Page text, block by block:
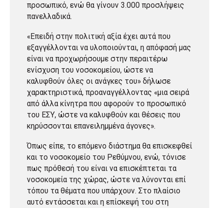
προσωπικό, ενώ θα γίνουν 3.000 προσλήψεις
πανελλαδικά.
«Επειδή στην πολιτική αξία έχει αυτά που
εξαγγέλλονται να υλοποιούνται, η απόφασή μας
είναι να προχωρήσουμε στην περαιτέρω
ενίσχυση του νοσοκομείου, ώστε να
καλυφθούν όλες οι ανάγκες του» δήλωσε
χαρακτηριστικά, προαναγγέλλοντας «μια σειρά
από άλλα κίνητρα που αφορούν το προσωπικό
του ΕΣΥ, ώστε να καλυφθούν και θέσεις που
κηρύσσονται επανειλημμένα άγονες».
Όπως είπε, το επόμενο διάστημα θα επισκεφθεί
και το νοσοκομείο του Ρεθύμνου, ενώ, τόνισε
πως πρόθεσή του είναι να επισκέπτεται τα
νοσοκομεία της χώρας, ώστε να λύνονται επί
τόπου τα θέματα που υπάρχουν. Στο πλαίσιο
αυτό εντάσσεται και η επίσκεψή του στη